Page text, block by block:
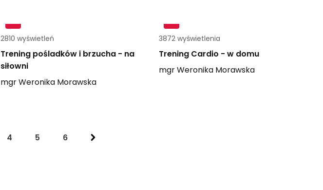
2810 wyświetleń
Trening pośladków i brzucha - na
siłowni
mgrWeronika Morawska
3872 wyświetlenia
Trening Cardio - w domu
mgrWeronika Morawska
4 5 6